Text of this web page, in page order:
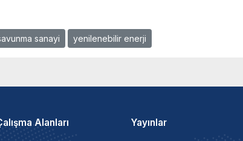
sanayi yenilenebilir enerji
Alanları Yayınlar